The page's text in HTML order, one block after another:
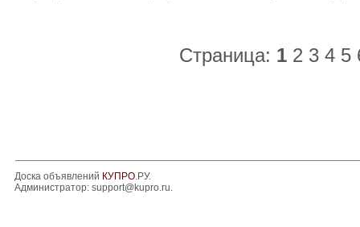
Страница: 1 2 3 4 5
Доска объявлений КУПРО.РУ.
Администратор: support@kupro.ru.